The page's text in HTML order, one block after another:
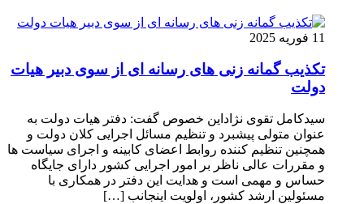
11 فوریه 2025
تکذیب گمانه زنی های رسانه ای از سوی دبیر هیات
دولت
سیدکامل تقوی نژاداین خصوص گفت: دفتر هیات دولت به
عنوان متولی پیشبرد و تنظیم مسائل اجرایی کلان دولت و
همچنین تنظیم کننده روابط اعضای کابینه و اجرای سیاست ها
و مقررات عالی ناظر بر امور اجرایی کشور دارای جایگاه
حساس و مهمی است و هدایت این دفتر در همکاری با
مسئولین ارشد کشور، اولویت اینجانب […]